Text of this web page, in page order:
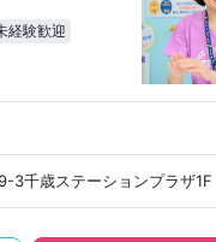
経験歓迎
3千歳ステーションプラザ1F